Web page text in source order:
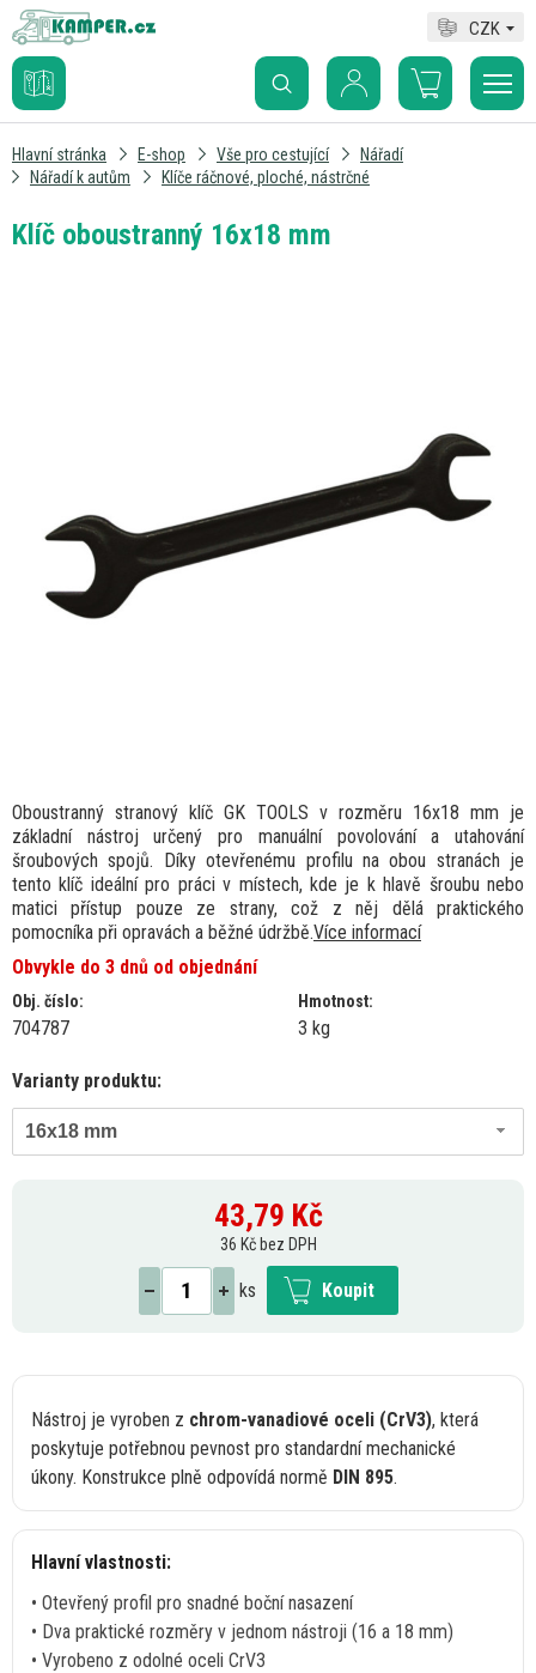
CZK
Hlavní stránka E-shop Vše pro cestující
Nářadí
Nářadí k autům
Klíče ráčnové, ploché, nástrčné
Klíč oboustranný 16x18 mm
Oboustranný stranový klíč GK TOOLS v rozměru 16x18 mm je
základní nástroj určený pro manuální povolování a utahování
šroubových spojů. Díky otevřenému profilu na obou stranách je
tento klíč ideální pro práci v místech, kde je k hlavě šroubu nebo
matici přístup pouze ze strany, což z něj dělá praktického
pomocníka při opravách a běžné údržbě.Více informací
Obvykle do 3 dnů od objednání
Obj. číslo:
704787
Hmotnost:
3 kg
Varianty produktu:
16x18 mm
43,79 Kč
36 Kč bez DPH
ks Koupit
Nástroj je vyroben z chrom-vanadiové oceli (CrV3), která
poskytuje potřebnou pevnost pro standardní mechanické
úkony. Konstrukce plně odpovídá normě DIN 895.
Hlavní vlastnosti:
• Otevřený profil pro snadné boční nasazení
• Dva praktické rozměry v jednom nástroji (16 a 18 mm)
• Vyrobeno z odolné oceli CrV3